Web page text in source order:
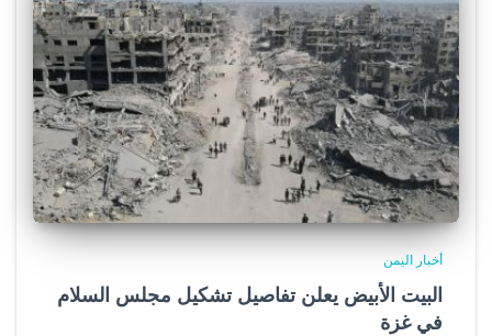
أخبار اليمن
البيت الأبيض يعلن تفاصيل تشكيل مجلس السلام
في غزة